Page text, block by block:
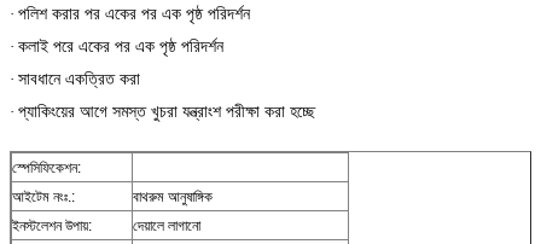
· পলিশ করার পর একের পর এক পৃষ্ঠ পরিদর্শন
· কলাই পরে একের পর এক পৃষ্ঠ পরিদর্শন
· সাবধানে একত্রিত করা
· প্যাকিংয়ের আগে সমস্ত খুচরা যন্ত্রাংশ পরীক্ষা করা হচ্ছে
স্পেসিফিকেশন:
আইটেম নংঃ.:
বাথরুম আনুষাঙ্গিক
ইনস্টলেশন উপায়:
দেয়ালে লাগানো